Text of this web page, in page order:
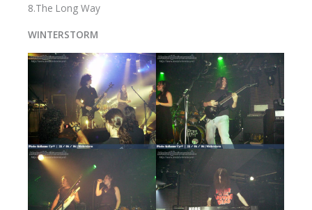
8.The Long Way
WINTERSTORM